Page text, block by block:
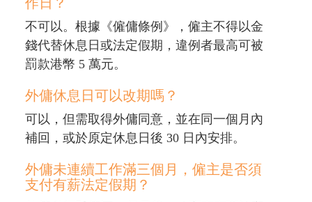
不可以。根據《僱傭條例》，僱主不得以金
錢代替休息日或法定假期，違例者最高可被
罰款港幣 5 萬元。
外傭休息日可以改期嗎？
可以，但需取得外傭同意，並在同一個月內
補回，或於原定休息日後 30 日內安排。
外傭未連續工作滿三個月，僱主是否須
支付有薪法定假期？